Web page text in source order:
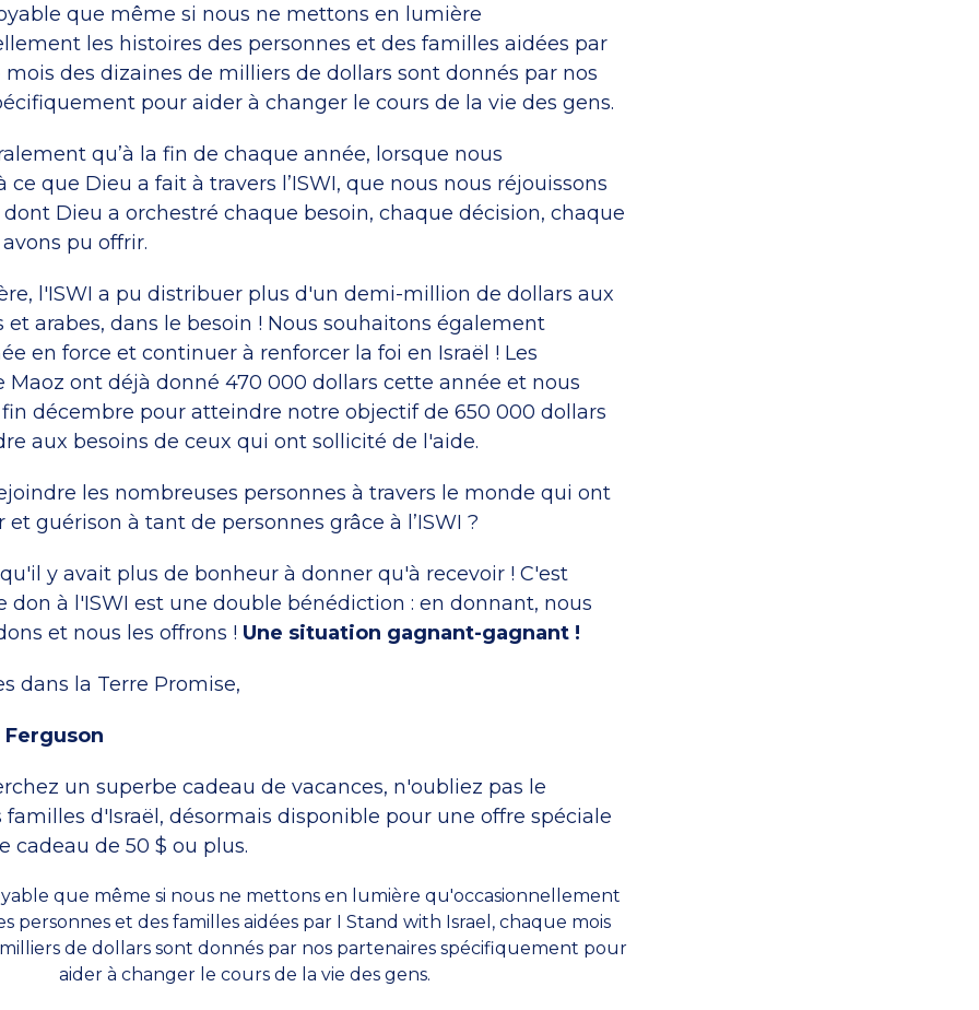
que même si nous ne mettons en lumière
les histoires des personnes et des familles aidées par
mois des dizaines de milliers de dollars sont donnés par nos
pour aider à changer le cours de la vie des gens.
qu’à la fin de chaque année, lorsque nous
ce que Dieu a fait à travers l’ISWI, que nous nous réjouissons
Dieu a orchestré chaque besoin, chaque décision, chaque
pu offrir.
l'ISWI a pu distribuer plus d'un demi-million de dollars aux
et arabes, dans le besoin ! Nous souhaitons également
en force et continuer à renforcer la foi en Israël ! Les
Maoz ont déjà donné 470 000 dollars cette année et nous
décembre pour atteindre notre objectif de 650 000 dollars
aux besoins de ceux qui ont sollicité de l'aide.
les nombreuses personnes à travers le monde qui ont
guérison à tant de personnes grâce à l’ISWI ?
y avait plus de bonheur à donner qu'à recevoir ! C'est
don à l'ISWI est une double bénédiction : en donnant, nous
et nous les offrons ! Une situation gagnant-gagnant !
dans la Terre Promise,
un superbe cadeau de vacances, n'oubliez pas le
familles d'Israël, désormais disponible pour une offre spéciale
cadeau de 50 $ ou plus.
que même si nous ne mettons en lumière qu'occasionnellement
personnes et des familles aidées par I Stand with Israel, chaque mois
de dollars sont donnés par nos partenaires spécifiquement pour
aider à changer le cours de la vie des gens.